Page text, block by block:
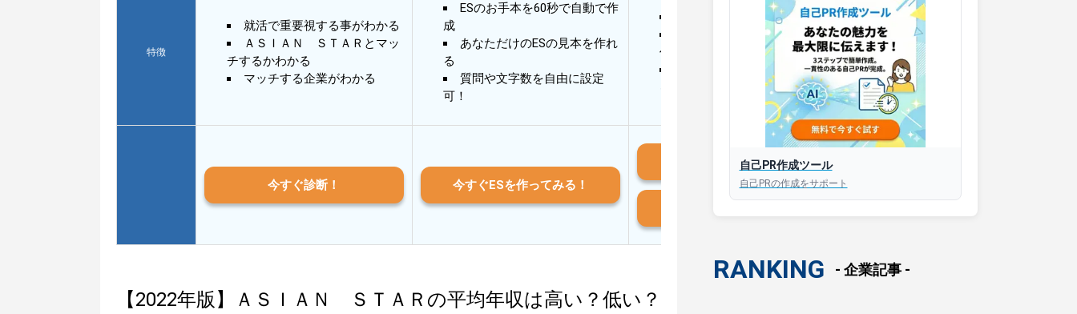
特徴
就活で重要視する事がわかる
ＡＳＩＡＮ ＳＴＡＲとマッ
チするかわかる
マッチする企業がわかる
ESのお手本を60秒で自動で作
成
あなただけのESの見本を作れ
る
質問や文字数を自由に設定
可！
30秒以内にあなたのESを添削
30秒以内にあなただけのESを
作成
AIと対話して面接練習ができ
今すぐ診断！ 今すぐESを作ってみる！
iOS版はこちら
【2022年版】ＡＳＩＡＮ ＳＴＡＲの平均年収は高い？低い？
自己PR作成ツール
自己PRの作成をサポート
RANKING - 企業記事 -